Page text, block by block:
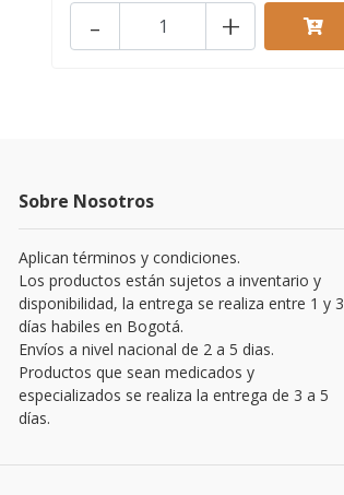
- +
Sobre Nosotros
Aplican términos y condiciones.
Los productos están sujetos a inventario y
disponibilidad, la entrega se realiza entre 1 y 3
días habiles en Bogotá.
Envíos a nivel nacional de 2 a 5 dias.
Productos que sean medicados y
especializados se realiza la entrega de 3 a 5
días.